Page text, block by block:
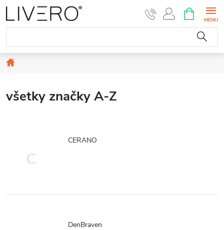
Prejsť
na
obsah
KOŠÍK
všetky značky A-Z
C
CERANO
DenBraven